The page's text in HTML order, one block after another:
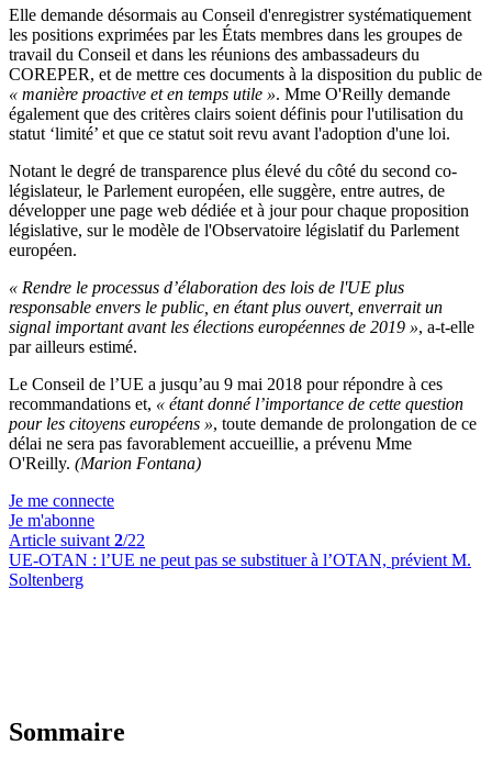
Elle demande désormais au Conseil d'enregistrer systématiquement
les positions exprimées par les États membres dans les groupes de
travail du Conseil et dans les réunions des ambassadeurs du
COREPER, et de mettre ces documents à la disposition du public de
« manière proactive et en temps utile ». Mme O'Reilly demande
également que des critères clairs soient définis pour l'utilisation du
statut ‘limité’ et que ce statut soit revu avant l'adoption d'une loi.
Notant le degré de transparence plus élevé du côté du second co-
législateur, le Parlement européen, elle suggère, entre autres, de
développer une page web dédiée et à jour pour chaque proposition
législative, sur le modèle de l'Observatoire législatif du Parlement
européen.
« Rendre le processus d’élaboration des lois de l'UE plus
responsable envers le public, en étant plus ouvert, enverrait un
signal important avant les élections européennes de 2019 », a-t-elle
par ailleurs estimé.
Le Conseil de l’UE a jusqu’au 9 mai 2018 pour répondre à ces
recommandations et, « étant donné l’importance de cette question
pour les citoyens européens », toute demande de prolongation de ce
délai ne sera pas favorablement accueillie, a prévenu Mme
O'Reilly. (Marion Fontana)
Je me connecte
Je m'abonne
Article suivant 2/22
UE-OTAN : l’UE ne peut pas se substituer à l’OTAN, prévient M.
Soltenberg
Sommaire